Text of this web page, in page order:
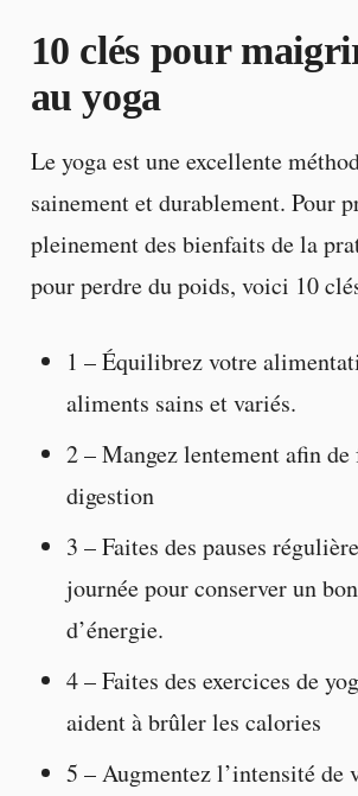
10 clés pour
au yoga
Le yoga est une excellente
sainement et durablement. Pour
pleinement des bienfaits de la
pour perdre du poids, voici 10
1 – Équilibrez votre
aliments sains et variés.
2 – Mangez lentement afin
digestion
3 – Faites des pauses
journée pour conserver un
d’énergie.
4 – Faites des exercices de
aident à brûler les calories
5 – Augmentez l’intensité de